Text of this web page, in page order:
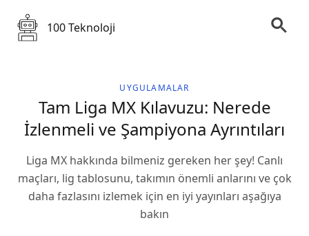
100 Teknoloji
UYGULAMALAR
Tam Liga MX Kılavuzu: Nerede
İzlenmeli ve Şampiyona Ayrıntıları
Liga MX hakkında bilmeniz gereken her şey! Canlı
maçları, lig tablosunu, takımın önemli anlarını ve çok
daha fazlasını izlemek için en iyi yayınları aşağıya
bakın